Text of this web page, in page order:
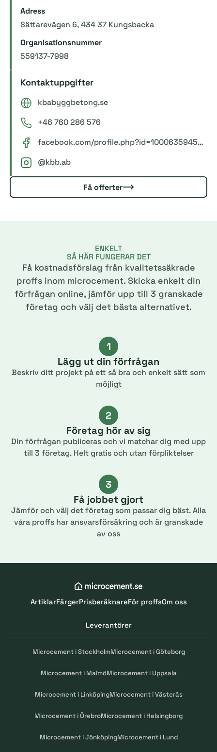
Adress
Sättarevägen 6, 434 37 Kungsbacka
Organisationsnummer
559137-7998
Kontaktuppgifter
kbabyggbetong.se
+46 760 286 576
facebook.com/profile.php?id=100063594541376
@kbb.ab
Få offerter
ENKELT
SÅ HÄR FUNGERAR DET
Få kostnadsförslag från kvalitetssäkrade
proffs inom microcement. Skicka enkelt din
förfrågan online, jämför upp till 3 granskade
företag och välj det bästa alternativet.
1
Lägg ut din förfrågan
Beskriv ditt projekt på ett så bra och enkelt sätt som
möjligt
2
Företag hör av sig
Din förfrågan publiceras och vi matchar dig med upp
till 3 företag. Helt gratis och utan förpliktelser
3
Få jobbet gjort
Jämför och välj det företag som passar dig bäst. Alla
våra proffs har ansvarsförsäkring och är granskade
av oss
ArtiklarFärgerPrisberäknareFör proffsOm oss
Leverantörer
Microcement i StockholmMicrocement i Göteborg
Microcement i MalmöMicrocement i Uppsala
Microcement i LinköpingMicrocement i Västerås
Microcement i ÖrebroMicrocement i Helsingborg
Microcement i JönköpingMicrocement i Lund